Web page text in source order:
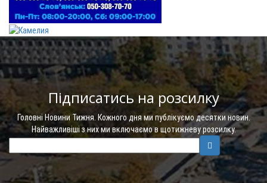
Підписатись на розсилку
Головні Новини Тижня. Кожного дня ми публікуємо десятки новин.
Найважливіші з них ми включаємо в щотижневу розсилку.